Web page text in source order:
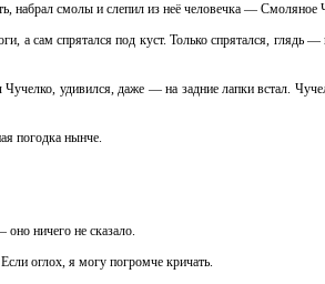
набрал смолы и слепил из неё человечка — Смоляное
а сам спрятался под куст. Только спрятался, глядь —
удивился, даже — на задние лапки встал.
погодка нынче.
ничего не сказало.
оглох, я могу погромче кричать.